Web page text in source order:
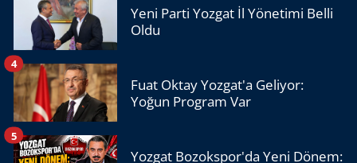
Yeni Parti Yozgat İl Yönetimi Belli
Oldu
Fuat Oktay Yozgat'a Geliyor:
Yoğun Program Var
4
Yozgat Bozokspor'da Yeni Dönem:
5